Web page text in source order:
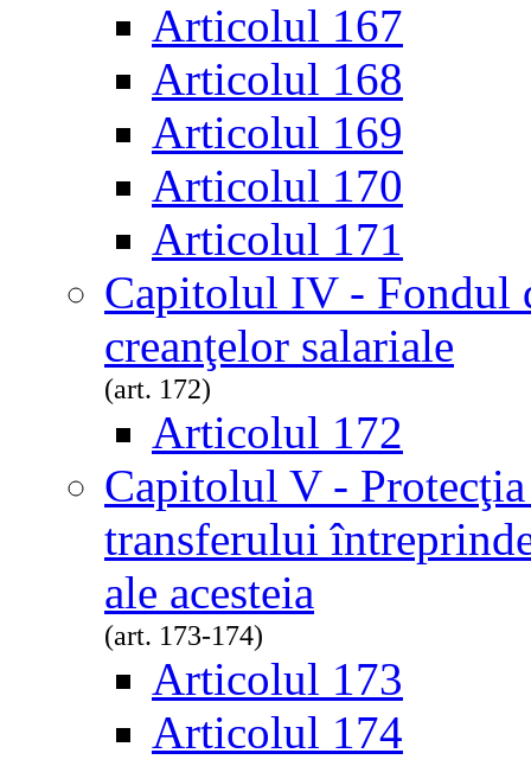
Articolul 167
Articolul 168
Articolul 169
Articolul 170
Articolul 171
Capitolul IV - Fondul
creanţelor salariale
(art. 172)
Articolul 172
Capitolul V -
transferului
ale acesteia
(art. 173-174)
Articolul 173
Articolul 174